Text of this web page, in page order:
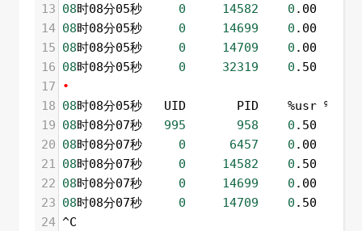
13 08时08分05秒 0 14582 0 .00
14 08时08分05秒 0 14699 0 .00
15 08时08分05秒 0 14709 0 .00
16 08时08分05秒 0 32319 0 .50
17
•
18 08时08分05秒   UID       PID    %usr
19 08时08分07秒 995 958 0 .50
20 08时08分07秒 0 6457 0 .00
21 08时08分07秒 0 14582 0 .50
22 08时08分07秒 0 14699 0 .00
23 08时08分07秒 0 14709 0 .50
24 ^C